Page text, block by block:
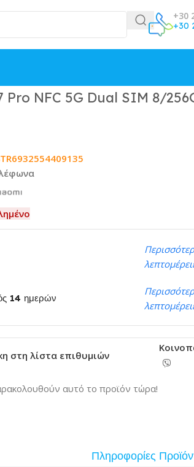
+30
+30
NFC 5G Dual SIM 8/
14 ημερών
στη λίστα επιθυμιών
αυτό το προϊόν τώρα!
Πληροφορίες